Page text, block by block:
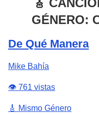
🎸
GÉNERO:
De Qué Manera
Mike Bahía
👁️ 761 vistas
🎸 Mismo Género